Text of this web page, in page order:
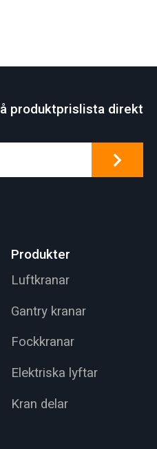
produktprislista direkt
Produkter
Luftkranar
Gantry kranar
Fockkranar
Elektriska lyftar
Kran delar